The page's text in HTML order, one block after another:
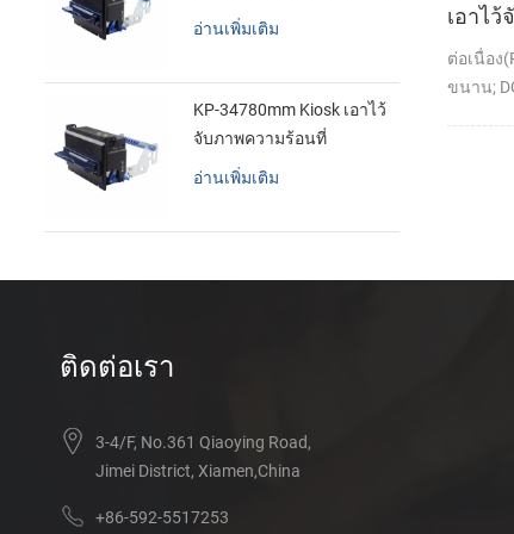
เอาไ
ทำกา
เครื่อ
ต่อเนื่อง
ขนาน;
อ่านเพิ่มเติม
KP-34780mm Kiosk เอาไว้
จับภาพความร้อนที่
เครื่องพิมพ์
อ่านเพิ่มเติม
ติดต่อเรา
3-4/F, No.361 Qiaoying Road,
Jimei District, Xiamen,China
+86-592-5517253